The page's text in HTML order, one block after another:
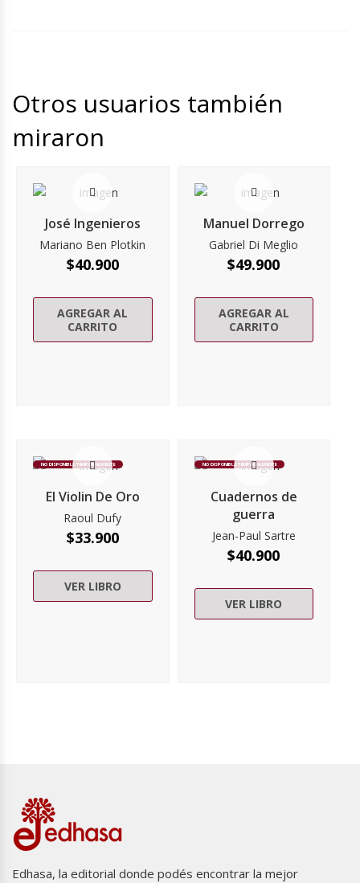
Otros usuarios también
miraron
José Ingenieros
Mariano Ben Plotkin
$40.900
AGREGAR AL
CARRITO
Manuel Dorrego
Gabriel Di Meglio
$49.900
AGREGAR AL
CARRITO
NO DISPONIBLE TEMPORALMENTE
El Violin De Oro
Raoul Dufy
$33.900
VER LIBRO
NO DISPONIBLE TEMPORALMENTE
Cuadernos de
guerra
Jean-Paul Sartre
$40.900
VER LIBRO
Edhasa, la editorial donde podés encontrar la mejor